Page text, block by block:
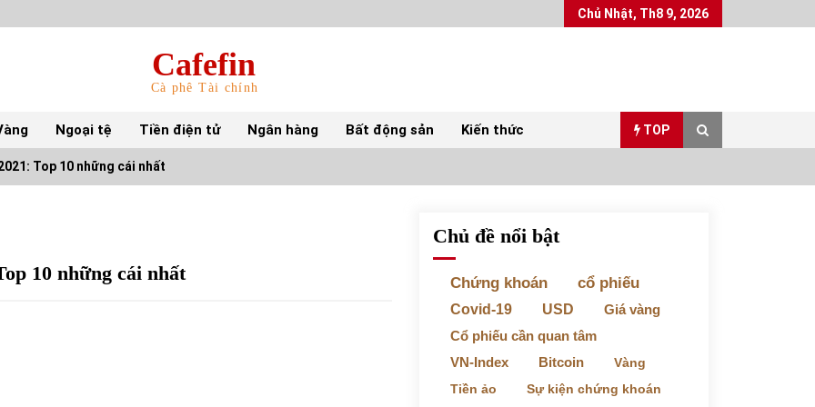
Chủ Nhật, Th8 9, 2026
Cafefin
Cà phê Tài chính
Ngoại tệ Tiền điện tử Ngân hàng Bất động sản Kiến thức TOP
15/06/2022
Top 10 mặt hàng Việt Nam xuất khẩu nhiều
nhất tháng 5/2022
Bất ổn từ các cuộc đấu giá đất ở Thanh Hoá
31/05/2022
Chứng khoán ngày 30/5/2022: Top 10 cổ
Top 10 những cái nhất
10 những cái nhất
Chủ đề nổi bật
Chứng khoán cổ phiếu
Covid-19 USD
Giá vàng
Cổ phiếu cần quan tâm
VN-Index Bitcoin
Vàng
Tiền ảo
Sự kiện chứng khoán